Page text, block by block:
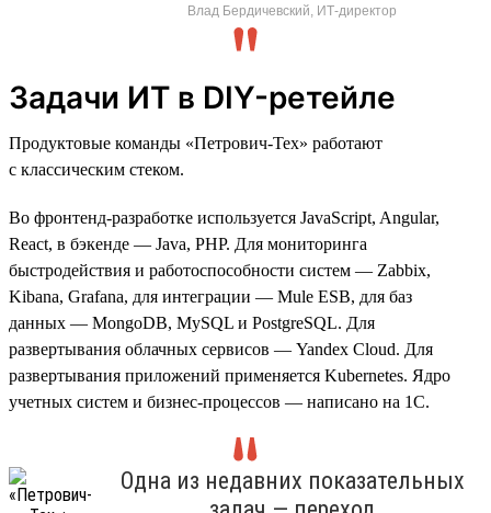
Влад Бердичевский, ИТ-директор
Задачи ИТ в DIY-ретейле
Продуктовые команды «Петрович-Тех» работают
с классическим стеком.
Во фронтенд-разработке используется JavaScript, Angular,
React, в бэкенде — Java, PHP. Для мониторинга
быстродействия и работоспособности систем — Zabbix,
Kibana, Grafana, для интеграции — Mule ESB, для баз
данных — MongoDB, MySQL и PostgreSQL. Для
развертывания облачных сервисов — Yandex Cloud. Для
развертывания приложений применяется Kubernetes. Ядро
учетных систем и бизнес-процессов — написано на 1С.
Одна из недавних показательных